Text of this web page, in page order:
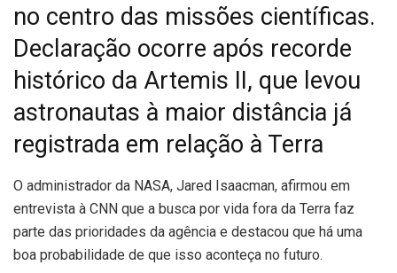
no centro das missões científicas.
Declaração ocorre após recorde
histórico da Artemis II, que levou
astronautas à maior distância já
registrada em relação à Terra
O administrador da NASA, Jared Isaacman, afirmou em
entrevista à CNN que a busca por vida fora da Terra faz
parte das prioridades da agência e destacou que há uma
boa probabilidade de que isso aconteça no futuro.